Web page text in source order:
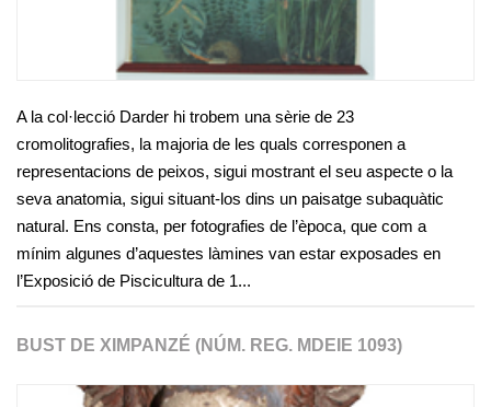
A la col·lecció Darder hi trobem una sèrie de 23
cromolitografies, la majoria de les quals corresponen a
representacions de peixos, sigui mostrant el seu aspecte o la
seva anatomia, sigui situant-los dins un paisatge subaquàtic
natural. Ens consta, per fotografies de l’època, que com a
mínim algunes d’aquestes làmines van estar exposades en
l’Exposició de Piscicultura de 1...
BUST DE XIMPANZÉ (NÚM. REG. MDEIE 1093)